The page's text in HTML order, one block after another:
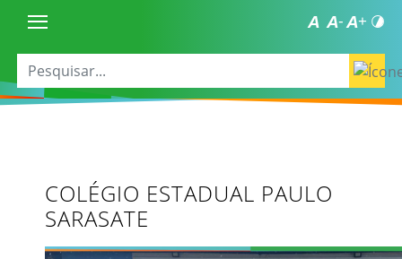
COLÉGIO ESTADUAL PAULO
SARASATE